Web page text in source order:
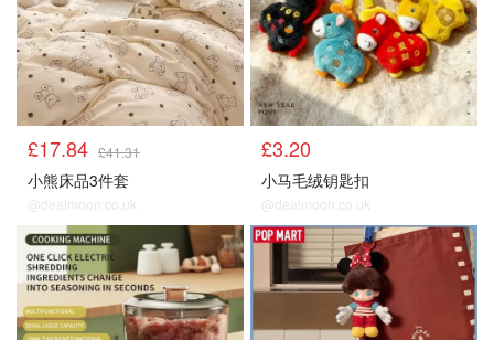
£17.84 £41.31
小熊床品3件套
@dealmoon.co.uk
£3.20
小马毛绒钥匙扣
@dealmoon.co.uk